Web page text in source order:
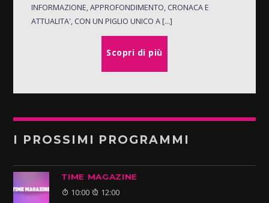
INFORMAZIONE, APPROFONDIMENTO, CRONACA E
ATTUALITA', CON UN PIGLIO UNICO A [...]
Scopri di più
I PROSSIMI PROGRAMMI
TIME MAGAZINE
10:00 12:00